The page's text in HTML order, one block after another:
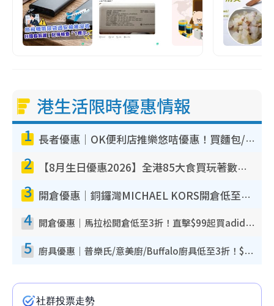
港生活限時優惠情報
1 長者優惠｜OK便利店推樂悠咭優惠！買麵包/牛奶/保健品拍卡即減
2 【8月生日優惠2026】全港85大食買玩著數攻略 自助餐/火鍋放題同行免費＋誠品/DONKI送現金券
3 開倉優惠｜銅鑼灣MICHAEL KORS開倉低至17折！直擊$500起買手袋/銀包/鞋款 必買經典Jet Set系列
4 開倉優惠｜馬拉松開倉低至3折！直擊$99起買adidas／New Balance／Puma鞋款 STANLEY保溫杯劈價至$119起
5 廚具優惠｜普樂氏/意美廚/Buffalo廚具低至3折！$89起買煎鍋／炒鑊／個人鍋 同場小家電激減至$99起